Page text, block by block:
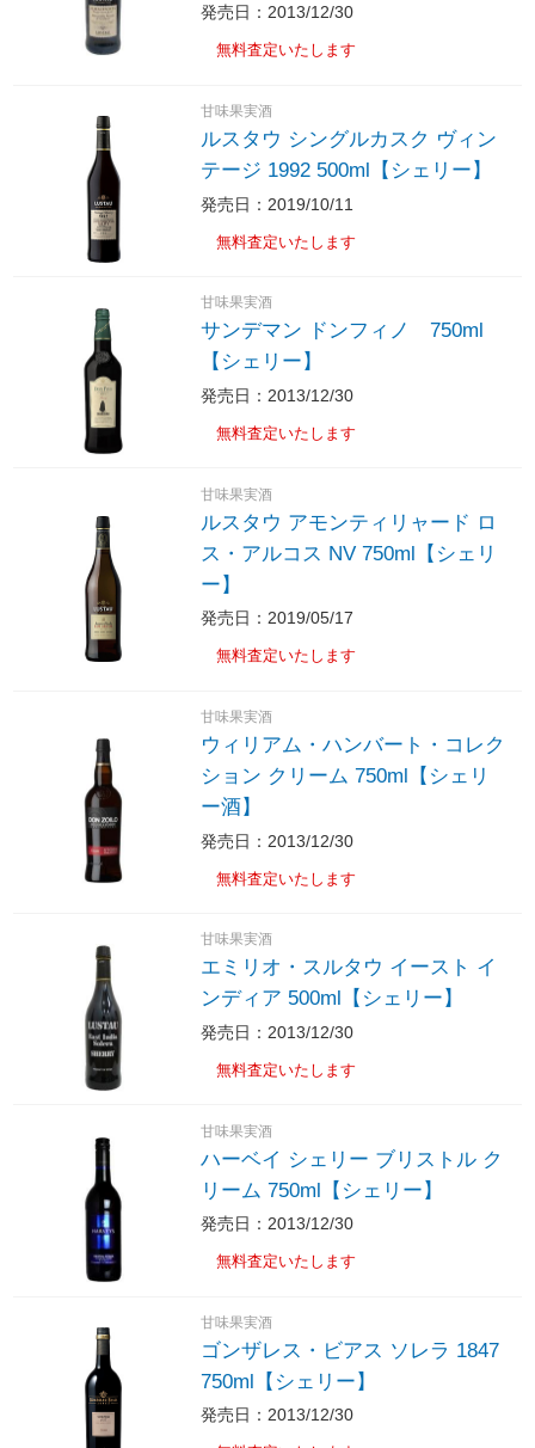
発売日：2013/12/30
無料査定いたします
甘味果実酒
ルスタウ シングルカスク ヴィン
テージ 1992 500ml【シェリー】
発売日：2019/10/11
無料査定いたします
甘味果実酒
サンデマン ドンフィノ 750ml
【シェリー】
発売日：2013/12/30
無料査定いたします
甘味果実酒
ルスタウ アモンティリャード ロ
ス・アルコス NV 750ml【シェリ
ー】
発売日：2019/05/17
無料査定いたします
甘味果実酒
ウィリアム・ハンバート・コレク
ション クリーム 750ml【シェリ
ー酒】
発売日：2013/12/30
無料査定いたします
甘味果実酒
エミリオ・スルタウ イースト イ
ンディア 500ml【シェリー】
発売日：2013/12/30
無料査定いたします
甘味果実酒
ハーベイ シェリー ブリストル ク
リーム 750ml【シェリー】
発売日：2013/12/30
無料査定いたします
甘味果実酒
ゴンザレス・ビアス ソレラ 1847
750ml【シェリー】
発売日：2013/12/30